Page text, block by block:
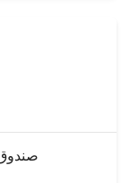
صندوق